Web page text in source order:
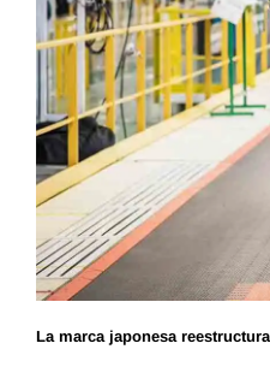
La marca japonesa